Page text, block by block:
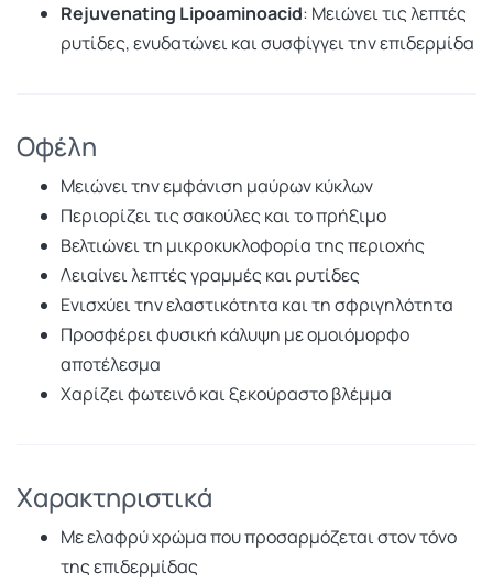
Rejuvenating Lipoaminoacid: Μειώνει τις λεπτές
ρυτίδες, ενυδατώνει και συσφίγγει την επιδερμίδα
Οφέλη
Μειώνει την εμφάνιση μαύρων κύκλων
Περιορίζει τις σακούλες και το πρήξιμο
Βελτιώνει τη μικροκυκλοφορία της περιοχής
Λειαίνει λεπτές γραμμές και ρυτίδες
Ενισχύει την ελαστικότητα και τη σφριγηλότητα
Προσφέρει φυσική κάλυψη με ομοιόμορφο
αποτέλεσμα
Χαρίζει φωτεινό και ξεκούραστο βλέμμα
Χαρακτηριστικά
Με ελαφρύ χρώμα που προσαρμόζεται στον τόνο
της επιδερμίδας